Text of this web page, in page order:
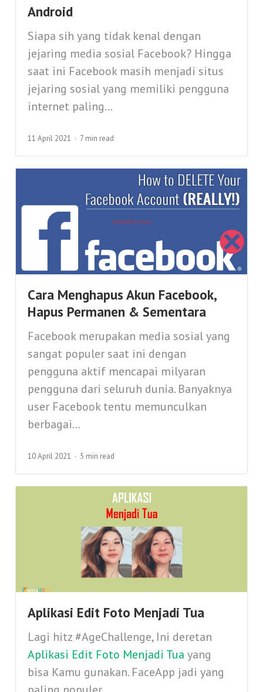
Android
Siapa sih yang tidak kenal dengan
jejaring media sosial Facebook? Hingga
saat ini Facebook masih menjadi situs
jejaring sosial yang memiliki pengguna
internet paling...
11 April 2021 7 min read
Cara Menghapus Akun Facebook,
Hapus Permanen & Sementara
Facebook merupakan media sosial yang
sangat populer saat ini dengan
pengguna aktif mencapai milyaran
pengguna dari seluruh dunia. Banyaknya
user Facebook tentu memunculkan
berbagai...
10 April 2021 5 min read
Aplikasi Edit Foto Menjadi Tua
Lagi hitz #AgeChallenge, Ini deretan
Aplikasi Edit Foto Menjadi Tua yang
bisa Kamu gunakan. FaceApp jadi yang